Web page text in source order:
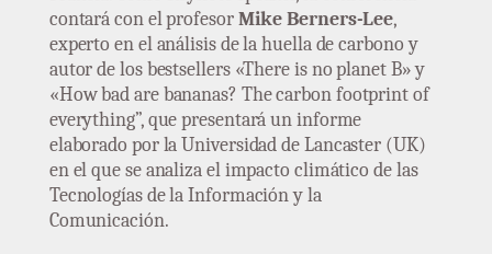
contará con el profesorMike Berners-Lee,
experto en el análisis de la huella de carbono y
autor de los bestsellers «There is no planet B» y
«How bad are bananas? The carbon footprint of
everything”, que presentará un informe
elaborado por la Universidad de Lancaster (UK)
en el que se analiza el impacto climático de las
Tecnologías de la Información y la
Comunicación.